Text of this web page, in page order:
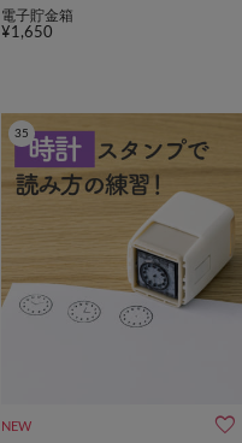
電子貯金箱
¥1,650
35
NEW